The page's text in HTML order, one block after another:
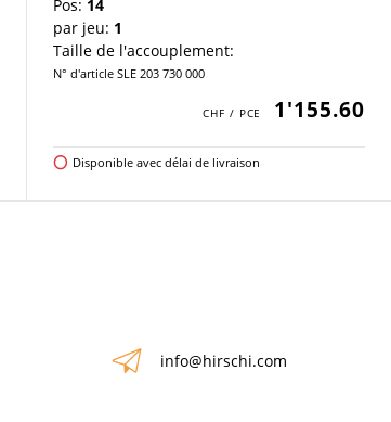
Pos: 14
par jeu: 1
Taille de l'accouplement:
N° d'article SLE 203 730 000
1'155.60
Disponible avec délai de livraison
info@hirschi.com